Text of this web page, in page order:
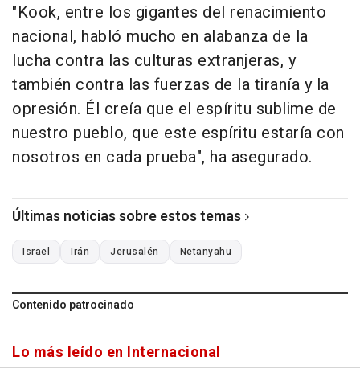
"Kook, entre los gigantes del renacimiento
nacional, habló mucho en alabanza de la
lucha contra las culturas extranjeras, y
también contra las fuerzas de la tiranía y la
opresión. Él creía que el espíritu sublime de
nuestro pueblo, que este espíritu estaría con
nosotros en cada prueba", ha asegurado.
Últimas noticias sobre estos temas
Israel Irán Jerusalén Netanyahu
Contenido patrocinado
Lo más leído en Internacional